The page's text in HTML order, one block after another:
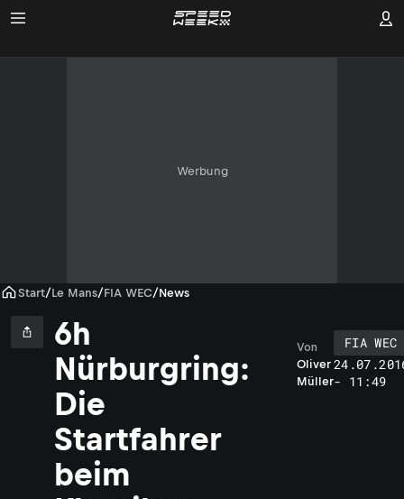
Werbung
Start/Le Mans/FIA WEC/News
6h
Nürburgring:
Die
Startfahrer
beim
Oliver
Müller
Von
FIA WEC
- 11:49